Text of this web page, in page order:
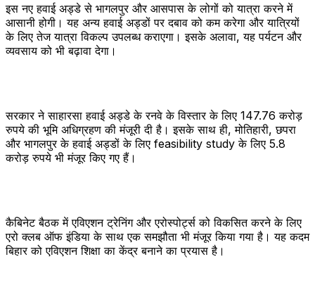
इस नए हवाई अड्डे से भागलपुर और आसपास के लोगों को यात्रा करने में
आसानी होगी। यह अन्य हवाई अड्डों पर दबाव को कम करेगा और यात्रियों
के लिए तेज यात्रा विकल्प उपलब्ध कराएगा। इसके अलावा, यह पर्यटन और
व्यवसाय को भी बढ़ावा देगा।
सरकार ने साहारसा हवाई अड्डे के रनवे के विस्तार के लिए 147.76 करोड़
रुपये की भूमि अधिग्रहण की मंजूरी दी है। इसके साथ ही, मोतिहारी, छपरा
और भागलपुर के हवाई अड्डों के लिए feasibility study के लिए 5.8
करोड़ रुपये भी मंजूर किए गए हैं।
कैबिनेट बैठक में एविएशन ट्रेनिंग और एरोस्पोर्ट्स को विकसित करने के लिए
एरो क्लब ऑफ इंडिया के साथ एक समझौता भी मंजूर किया गया है। यह कदम
बिहार को एविएशन शिक्षा का केंद्र बनाने का प्रयास है।